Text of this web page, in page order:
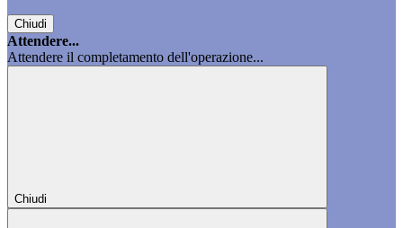
Chiudi
Attendere...
Attendere il completamento dell'operazione...
Chiudi